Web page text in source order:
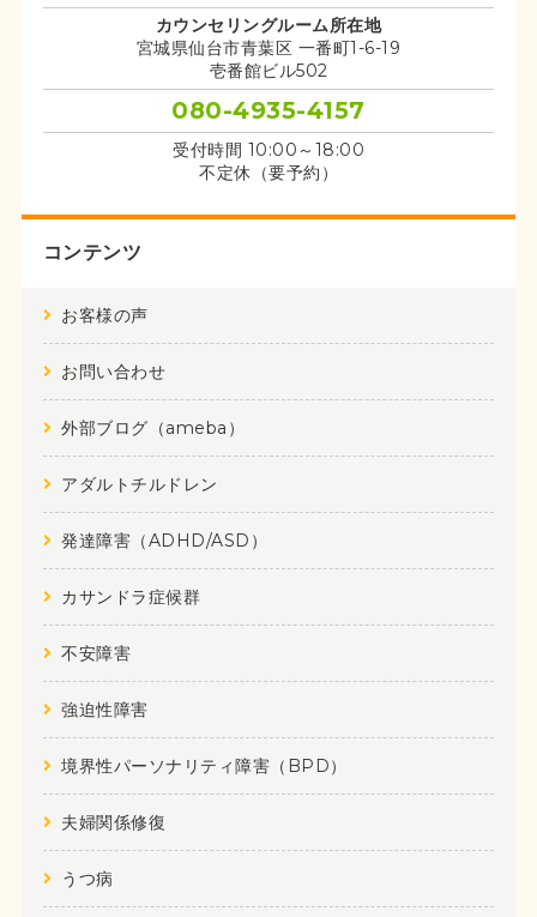
カウンセリングルーム所在地
宮城県仙台市青葉区 一番町1-6-19
壱番館ビル502
080-4935-4157
受付時間 10:00～18:00
不定休（要予約）
コンテンツ
お客様の声
お問い合わせ
外部ブログ（ameba）
アダルトチルドレン
発達障害（ADHD/ASD）
カサンドラ症候群
不安障害
強迫性障害
境界性パーソナリティ障害（BPD）
夫婦関係修復
うつ病